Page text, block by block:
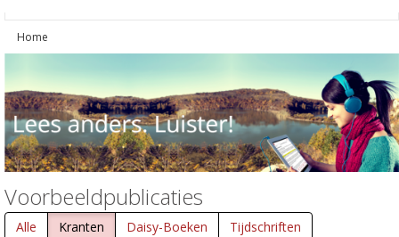
Home
Voorbeeldpublicaties
Alle Kranten Daisy-Boeken Tijdschriften